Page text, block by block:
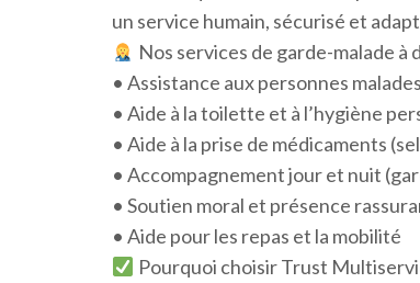
un service humain, sécurisé et
Nos services de garde-malade à
• Assistance aux personnes
• Aide à la toilette et à l’hygiène
• Aide à la prise de médicaments
• Accompagnement jour et nuit
• Soutien moral et présence
• Aide pour les repas et la mobilité
Pourquoi choisir Trust